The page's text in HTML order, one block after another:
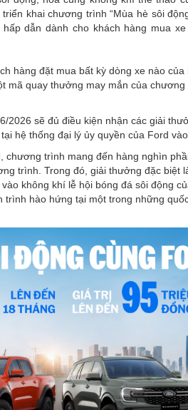
khai chương trình “Mùa hè sôi
dẫn dành cho khách hàng mua
hàng đặt mua bất kỳ dòng xe nào
mã quay thưởng may mắn của chương
2026 sẽ đủ điều kiện nhận các giải
hệ thống đại lý ủy quyền của Ford
trình mang đến hàng nghìn
trình. Trong đó, giải thưởng đặc biệt
không khí lễ hội bóng đá sôi động
hào hứng tại một trong những